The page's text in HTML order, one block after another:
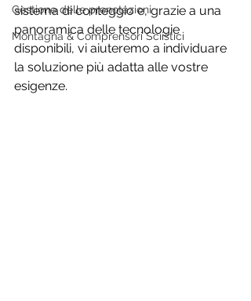
Gestione delle prenotazioni
Montagna & Comprensori Sciistici
sistema di conteggio e, grazie a una
panoramica delle tecnologie
disponibili, vi aiuteremo a individuare
la soluzione più adatta alle vostre
esigenze.